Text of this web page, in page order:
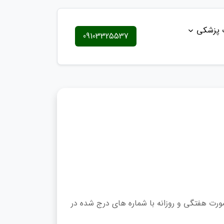
پزشکی 09103325537
هفتگی و روزانه با شماره های درج شده در